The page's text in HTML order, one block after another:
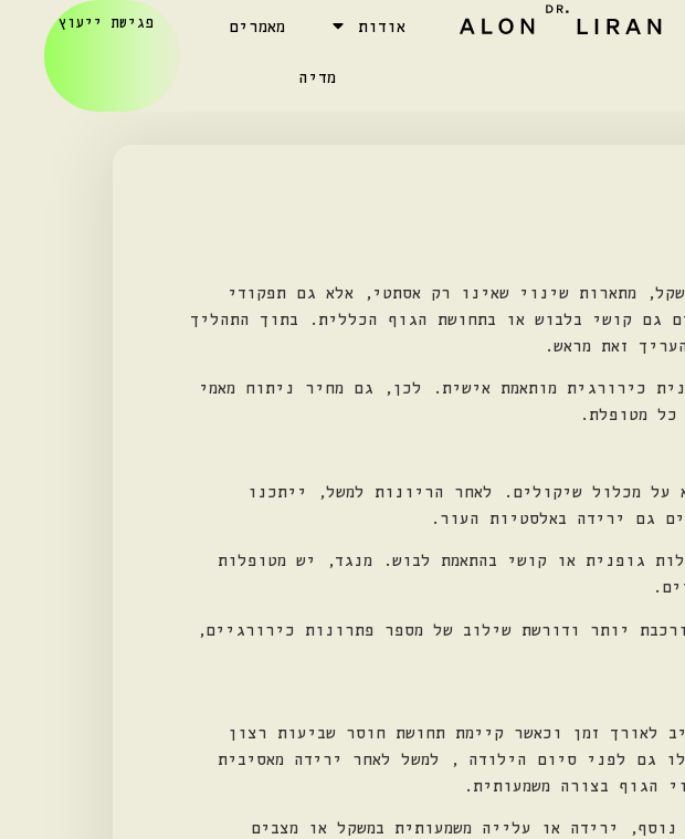
אודות מאמרים
מדיה
פגישת ייעוץ
מתארות שינוי שאינו רק אסתטי, אלא גם תפקודי
גם קושי בלבוש או בתחושת הגוף הכללית. בתוך התהליך
זאת מראש.
כירורגית מותאמת אישית. לכן, גם מחיר ניתוח מאמי
כל מטופלת.
על מכלול שיקולים. לאחר הריונות למשל, ייתכנו
גם ירידה באלסטיות העור.
גופנית או קושי בהתאמת לבוש. מנגד, יש מטופלות
יותר ודורשת שילוב של מספר פתרונות כירורגיים,
לאורך זמן וכאשר קיימת תחושת חוסר שביעות רצון
גם לפני סיום הילודה , למשל לאחר ירידה מאסיבית
הגוף בצורה משמעותית.
ירידה או עלייה משמעותית במשקל או מצבים